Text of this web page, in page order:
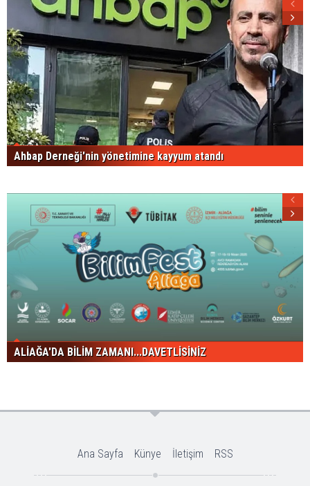
Ahbap Derneği'nin yönetimine kayyum atandı
ALİAĞA'DA BİLİM ZAMANI...DAVETLİSİNİZ
Ana Sayfa Künye İletişim RSS